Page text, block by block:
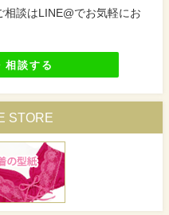
談はLINE@でお気軽にお
相談する
STORE